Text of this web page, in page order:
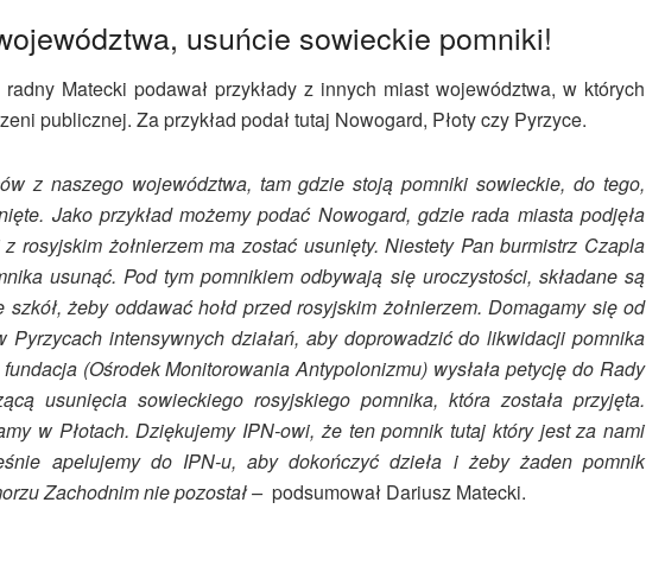
usuńcie sowieckie pomniki!
Matecki podawał przykłady z innych miast województwa, w których
publicznej. Za przykład podał tutaj Nowogard, Płoty czy Pyrzyce.
z naszego województwa, tam gdzie stoją pomniki sowieckie, do tego,
Jako przykład możemy podać Nowogard, gdzie rada miasta podjęła
rosyjskim żołnierzem ma zostać usunięty. Niestety Pan burmistrz Czapla
usunąć. Pod tym pomnikiem odbywają się uroczystości, składane są
żeby oddawać hołd przed rosyjskim żołnierzem. Domagamy się od
Pyrzycach intensywnych działań, aby doprowadzić do likwidacji pomnika
(Ośrodek Monitorowania Antypolonizmu) wysłała petycję do Rady
usunięcia sowieckiego rosyjskiego pomnika, która została przyjęta.
w Płotach. Dziękujemy IPN-owi, że ten pomnik tutaj który jest za nami
apelujemy do IPN-u, aby dokończyć dzieła i żeby żaden pomnik
Zachodnim nie pozostał – podsumował Dariusz Matecki.